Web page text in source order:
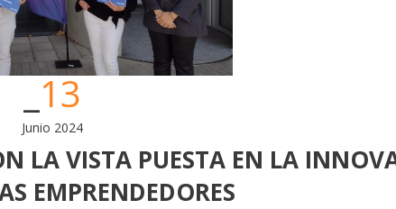
13
Junio 2024
LA VISTA PUESTA EN LA
EMPRENDEDORES